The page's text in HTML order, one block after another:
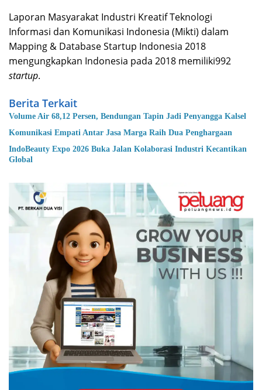
Laporan Masyarakat Industri Kreatif Teknologi
Informasi dan Komunikasi Indonesia (Mikti) dalam
Mapping & Database Startup Indonesia 2018
mengungkapkan Indonesia pada 2018 memiliki992
startup.
Berita Terkait
Volume Air 68,12 Persen, Bendungan Tapin Jadi Penyangga Kalsel
Komunikasi Empati Antar Jasa Marga Raih Dua Penghargaan
IndoBeauty Expo 2026 Buka Jalan Kolaborasi Industri Kecantikan
Global